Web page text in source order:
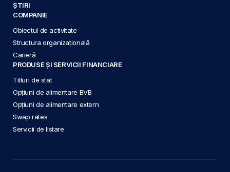
ȘTIRI
COMPANIE
Obiectul de activitate
Structura organizațională
Carieră
PRODUSE ȘI SERVICII FINANCIARE
Titluri de stat
Opțiuni de alimentare BVB
Opțiuni de alimentare extern
Swap rates
Servicii de listare